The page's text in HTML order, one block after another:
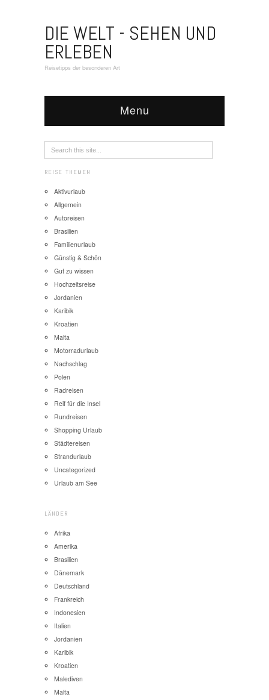
DIE WELT - SEHEN UND
ERLEBEN
Reisetipps der besonderen Art
Menu
REISE THEMEN
Aktivurlaub
Allgemein
Autoreisen
Brasilien
Familienurlaub
Günstig & Schön
Gut zu wissen
Hochzeitsreise
Jordanien
Karibik
Kroatien
Malta
Motorradurlaub
Nachschlag
Polen
Radreisen
Reif für die Insel
Rundreisen
Shopping Urlaub
Städtereisen
Strandurlaub
Uncategorized
Urlaub am See
LÄNDER
Afrika
Amerika
Brasilien
Dänemark
Deutschland
Frankreich
Indonesien
Italien
Jordanien
Karibik
Kroatien
Malediven
Malta